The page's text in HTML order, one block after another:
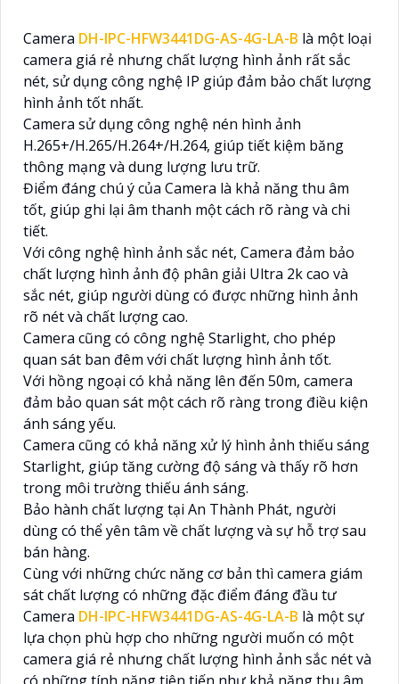
Camera DH-IPC-HFW3441DG-AS-4G-LA-B là một loại
camera giá rẻ nhưng chất lượng hình ảnh rất sắc
nét, sử dụng công nghệ IP giúp đảm bảo chất lượng
hình ảnh tốt nhất.
Camera sử dụng công nghệ nén hình ảnh
H.265+/H.265/H.264+/H.264, giúp tiết kiệm băng
thông mạng và dung lượng lưu trữ.
Điểm đáng chú ý của Camera là khả năng thu âm
tốt, giúp ghi lại âm thanh một cách rõ ràng và chi
tiết.
Với công nghệ hình ảnh sắc nét, Camera đảm bảo
chất lượng hình ảnh độ phân giải Ultra 2k cao và
sắc nét, giúp người dùng có được những hình ảnh
rõ nét và chất lượng cao.
Camera cũng có công nghệ Starlight, cho phép
quan sát ban đêm với chất lượng hình ảnh tốt.
Với hồng ngoại có khả năng lên đến 50m, camera
đảm bảo quan sát một cách rõ ràng trong điều kiện
ánh sáng yếu.
Camera cũng có khả năng xử lý hình ảnh thiếu sáng
Starlight, giúp tăng cường độ sáng và thấy rõ hơn
trong môi trường thiếu ánh sáng.
Bảo hành chất lượng tại An Thành Phát, người
dùng có thể yên tâm về chất lượng và sự hỗ trợ sau
bán hàng.
Cùng với những chức năng cơ bản thì camera giám
sát chất lượng có những đặc điểm đáng đầu tư
Camera DH-IPC-HFW3441DG-AS-4G-LA-B là một sự
lựa chọn phù hợp cho những người muốn có một
camera giá rẻ nhưng chất lượng hình ảnh sắc nét và